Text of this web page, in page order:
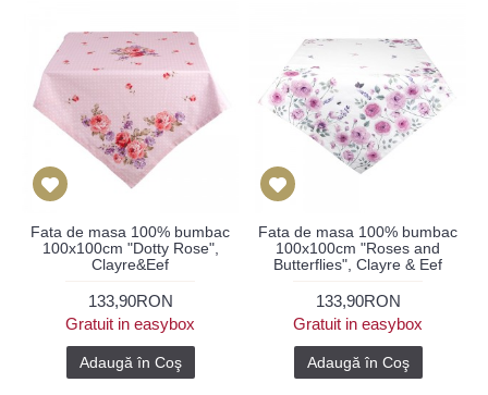
Fata de masa 100% bumbac
100x100cm "Dotty Rose",
Clayre&Eef
133,90RON
Gratuit in easybox
Adaugă în Coş
Fata de masa 100% bumbac
100x100cm "Roses and
Butterflies", Clayre & Eef
133,90RON
Gratuit in easybox
Adaugă în Coş